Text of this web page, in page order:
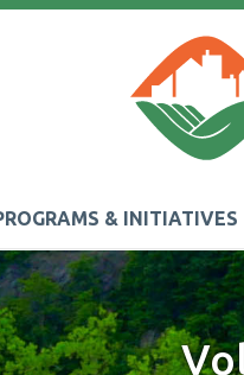
& INITIATIVES